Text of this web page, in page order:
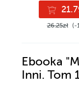
26.25zł (-
Ebooka
Inni. Tom